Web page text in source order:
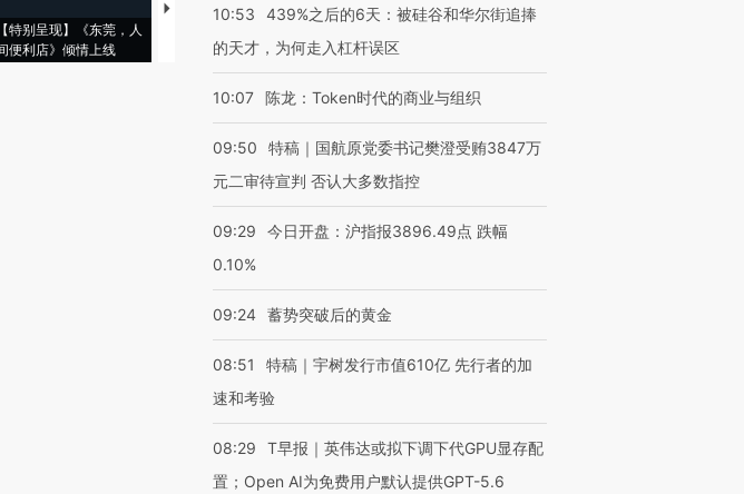
【特别呈现】《东莞，人
便利店》倾情上线
【推广】走进第四届链博
有意思的生活方式·第三对
【商旅对话】华住集团
10:53
439%之后的6天：被硅谷和华尔街追捧
的天才，为何走入杠杆误区
10:07 陈龙：Token时代的商业与组织
09:50
特稿｜国航原党委书记樊澄受贿3847万
元二审待宣判 否认大多数指控
09:29
今日开盘：沪指报3896.49点 跌幅
0.10%
09:24 蓄势突破后的黄金
08:51
特稿｜宇树发行市值610亿 先行者的加
速和考验
08:29
T早报｜英伟达或拟下调下代GPU显存配
置；Open AI为免费用户默认提供GPT-5.6